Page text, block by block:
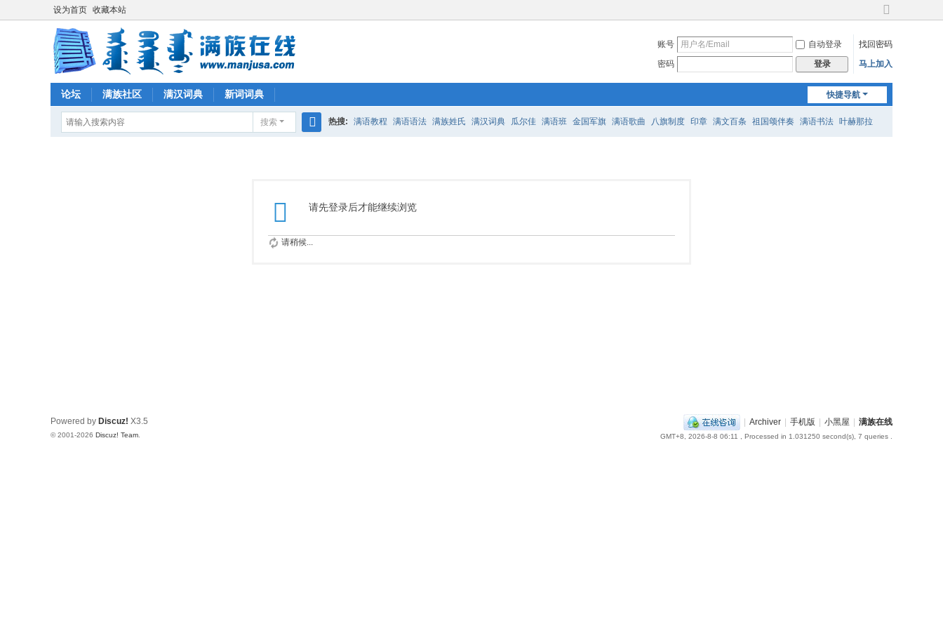
设为首页 收藏本站
切
到
宽
账号 自动登录
找回密码
密码
登录 马上加入
快捷导航
论坛 满族社区 满汉词典 新词词典
搜索 热搜: 满语教程 满语语法 满族姓氏 满汉词典 瓜尔佳 满语班 金国军旗 满语歌曲 八旗制度 印章 满文百条 祖国颂伴奏 满语书法 叶赫那拉
请先登录后才能继续浏览
请稍候...
| Archiver | 手机版 | 小黑屋 | 满族在线
GMT+8, 2026-8-8 06:11 , Processed in 1.031250 second(s), 7 queries .
Powered by Discuz! X3.5
© 2001-2026 Discuz! Team